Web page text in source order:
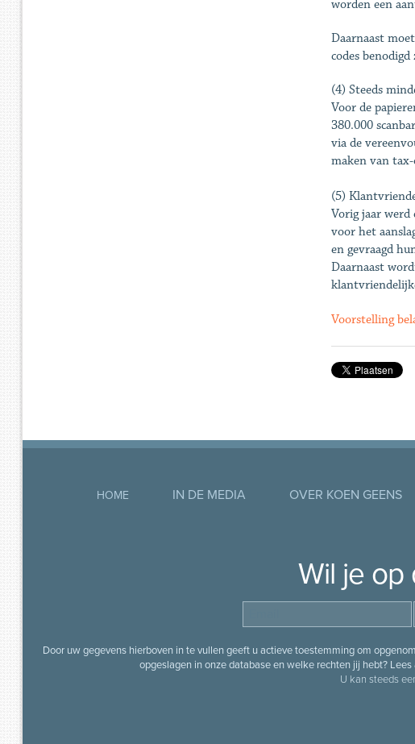
worden een
Daarnaast
codes benodigd
(4) Steeds
Voor de
380.000
via de
maken van
(5)
Vorig jaar
voor het
en gevraagd
Daarnaast
Voorstelling
HOME IN DE MEDIA OVER KOEN GEENS
Wil je op
Door uw gegevens hierboven in te vullen geeft u actieve toestemming om
opgeslagen in onze database en welke rechten jij hebt?
U kan steeds